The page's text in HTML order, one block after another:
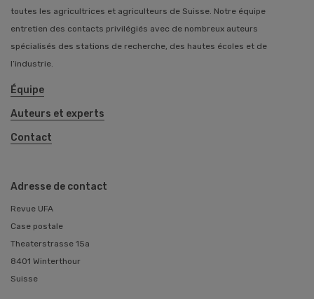
toutes les agricultrices et agriculteurs de Suisse. Notre équipe
entretien des contacts privilégiés avec de nombreux auteurs
spécialisés des stations de recherche, des hautes écoles et de
l’industrie.
Équipe
Auteurs et experts
Contact
Adresse de contact
Revue UFA
Case postale
Theaterstrasse 15a
8401 Winterthour
Suisse